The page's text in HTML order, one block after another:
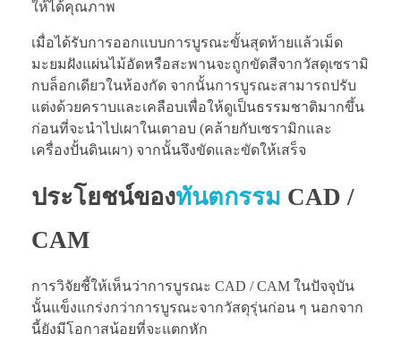
ให้ได้คุณภาพ
เมื่อได้รับการออกแบบการบูรณะขั้นสุดท้ายแล้วเม็ด
มะยมฝังแผ่นไม้อัดหรือสะพานจะถูกขัดสีจากวัสดุเซรามิ
กบล็อกเดียวในห้องกัด จากนั้นการบูรณะสามารถปรับ
แต่งด้วยคราบและเคลือบเพื่อให้ดูเป็นธรรมชาติมากขึ้น
ก่อนที่จะนำไปเผาในเตาอบ (คล้ายกับเซรามิกและ
เครื่องปั้นดินเผา) จากนั้นจึงขัดและขัดให้เสร็จ
ประโยชน์ของทันตกรรม CAD /
CAM
การวิจัยชี้ให้เห็นว่าการบูรณะ CAD / CAM ในปัจจุบัน
นั้นแข็งแกร่งกว่าการบูรณะจากวัสดุรุ่นก่อน ๆ นอกจาก
นี้ยังมีโอกาสน้อยที่จะแตกหัก